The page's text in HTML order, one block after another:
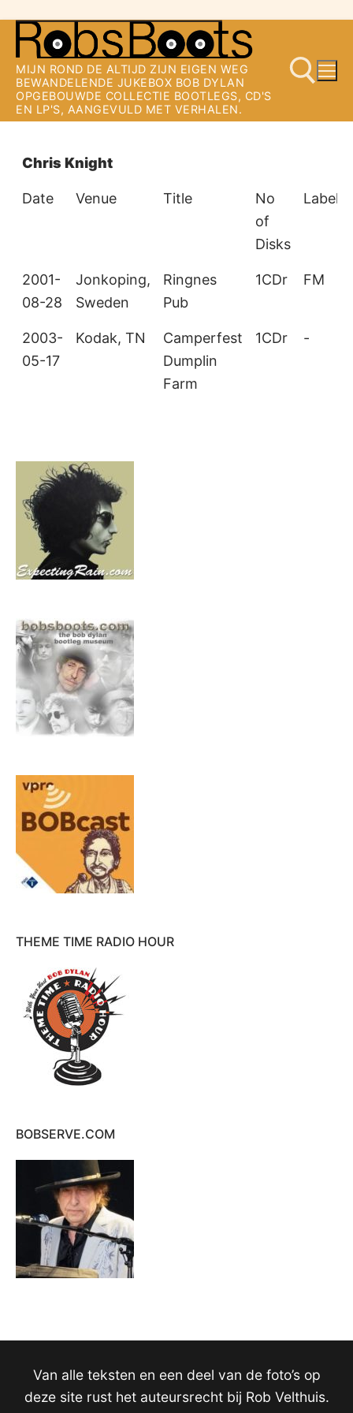
naar
de
inhoud
MIJN ROND DE ALTIJD ZIJN EIGEN WEG
BEWANDELENDE JUKEBOX BOB DYLAN
OPGEBOUWDE COLLECTIE BOOTLEGS, CD'S
EN LP'S, AANGEVULD MET VERHALEN.
Chris Knight
Date Venue Title
No
of
Disks
Label/
2001-
08-28
Jonkoping,
Sweden
Ringnes
Pub
1CDr FM
2003-
05-17
Kodak, TN
Camperfest
Dumplin
Farm
1CDr -
THEME TIME RADIO HOUR
BOBSERVE.COM
Van alle teksten en een deel van de foto’s op
deze site rust het auteursrecht bij Rob Velthuis.